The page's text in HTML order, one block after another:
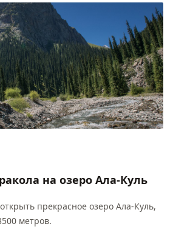
на озеро Ала-Куль
прекрасное озеро Ала-Куль,
метров.